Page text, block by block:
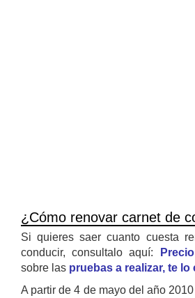
¿Cómo renovar carnet de
Si quieres saer cuanto cuesta
conducir, consultalo aquí:
Precio
sobre las pruebas a realizar, te
A partir de 4 de mayo del año